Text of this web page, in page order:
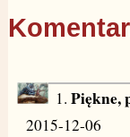
1. Piękne,
2015-12-06